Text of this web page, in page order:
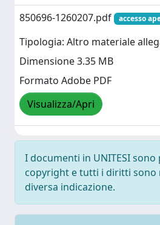
850696-1260207.pdf
accesso
Tipologia: Altro materiale
Dimensione 3.35 MB
Formato Adobe PDF
Visualizza/Apri
I documenti in UNITESI
copyright e tutti i diritti sono
diversa indicazione.